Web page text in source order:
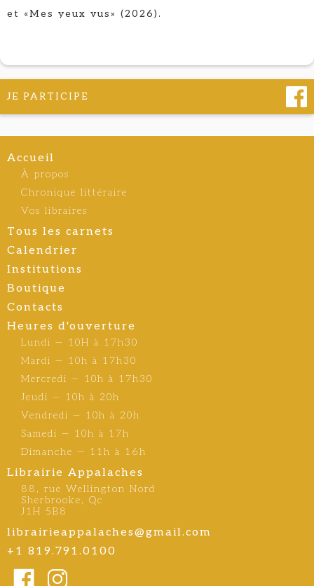
et «Mes yeux vus» (2026).
JE PARTICIPE
Accueil
À propos
Chronique littéraire
Vos libraires
Tous les carnets
Calendrier
Institutions
Boutique
Contacts
Heures d'ouverture
Lundi — 10H à 17h30
Mardi — 10h à 17h30
Mercredi — 10h à 17h30
Jeudi — 10h à 20h
Vendredi — 10h à 20h
Samedi — 10h à 17h
Dimanche — 11h à 16h
Librairie Appalaches
88, rue Wellington Nord
Sherbrooke, Qc
J1H 5B8
librairieappalaches@gmail.com
+1 819.791.0100